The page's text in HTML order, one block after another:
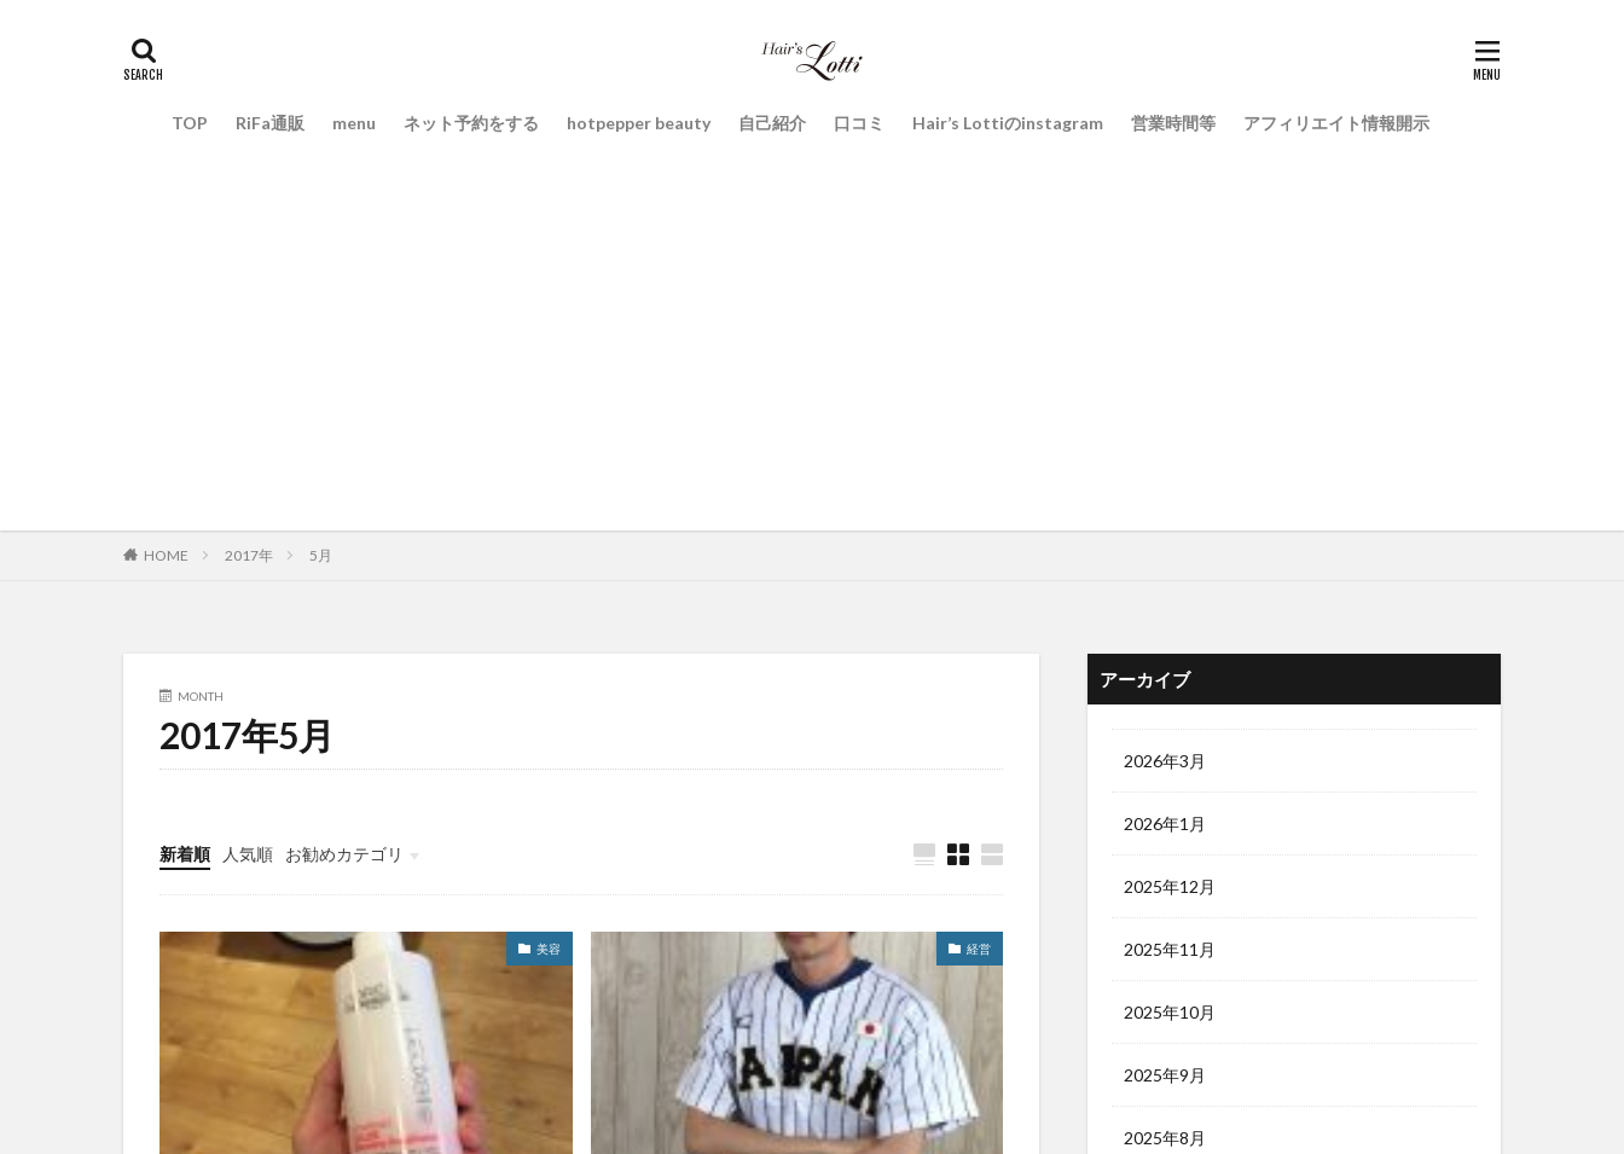
TOP RiFa通販 menu ネット予約をする hotpepper beauty 自己紹介 口コミ Hair’s Lottiのinstagram 営業時間等 アフィリエイト情報開示
HOME 2017年 5月
MONTH
2017年5月
新着順 人気順
お勧めカテゴリ
未分類
美容 経営
アーカイブ
2026年3月
2026年1月
2025年12月
2025年11月
2025年10月
2025年9月
2025年8月